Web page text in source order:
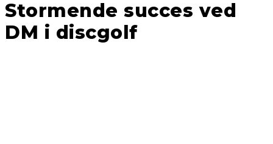
Stormende succes ved
DM i discgolf